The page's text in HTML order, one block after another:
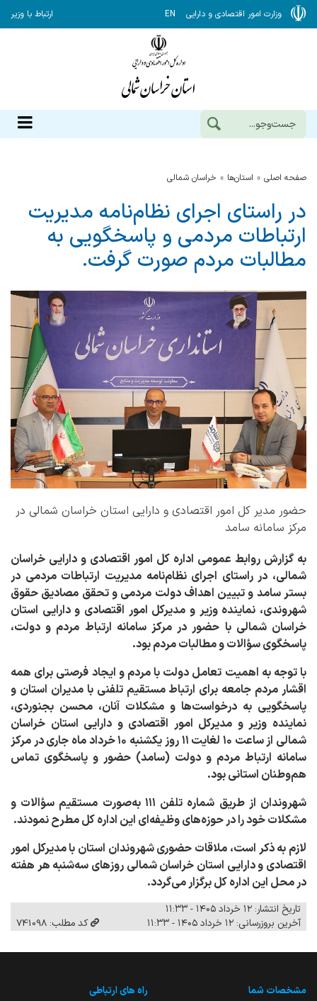
وزارت امور اقتصادی و دارایی EN ارتباط با وزیر
صفحه اصلی استان‌ها خراسان شمالي
در راستای اجرای نظام‌نامه مدیریت
ارتباطات مردمی و پاسخگویی به
مطالبات مردم صورت گرفت.
حضور مدیر کل امور اقتصادی و دارایی استان خراسان شمالی در
مرکز سامانه سامد
به گزارش روابط عمومی اداره کل امور اقتصادی و دارایی خراسان
شمالی، در راستای اجرای نظام‌نامه مدیریت ارتباطات مردمی در
بستر سامد و تبیین اهداف دولت مردمی و تحقق مصادیق حقوق
شهروندی، نماینده وزیر و مدیرکل امور اقتصادی و دارایی استان
خراسان شمالی با حضور در مرکز سامانه ارتباط مردم و دولت،
پاسخگوی سؤالات و مطالبات مردم بود.
با توجه به اهمیت تعامل دولت با مردم و ایجاد فرصتی برای همه
اقشار مردم جامعه برای ارتباط مستقیم تلفنی با مدیران استان و
پاسخگویی به درخواست‌ها و مشکلات آنان، محسن بجنوردی،
نماینده وزیر و مدیرکل امور اقتصادی و دارایی استان خراسان
شمالی از ساعت ۱۰ لغایت ۱۱ روز یکشنبه ۱۰ خرداد ‌ماه جاری در مرکز
سامانه ارتباط مردم و دولت (سامد) حضور و پاسخگوی تماس‌
هم‌وطنان استانی بود.
شهروندان از طریق شماره تلفن ۱۱۱ به‌صورت مستقیم سؤالات و
مشکلات خود را در حوزه‌های وظیفه‌ای این اداره کل مطرح نمودند.
لازم به ذکر است، ملاقات حضوری شهروندان استان با مدیرکل امور
اقتصادی و دارایی استان خراسان شمالی روزهای سه‌شنبه هر هفته
در محل این اداره کل برگزار می‌گردد.
تاریخ انتشار: ۱۲ خرداد ۱۴۰۵ - ۱۱:۳۳
آخرین بروزرسانی: ۱۲ خرداد ۱۴۰۵ - ۱۱:۳۳
کد مطلب: 741098
مشخصات شما راه های ارتباطی